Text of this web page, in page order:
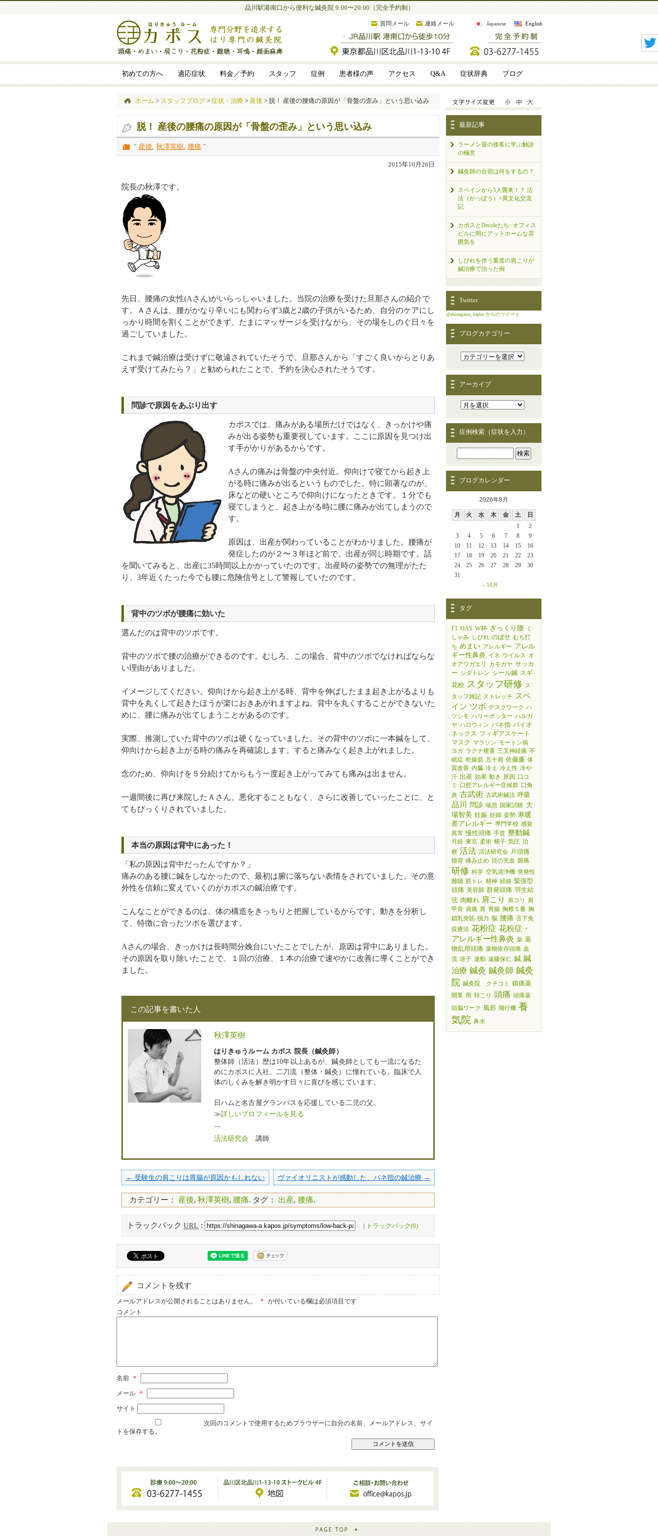
品川駅港南口から便利な鍼灸院 9:00〜20:00（完全予約制）
質問メール 連絡メール Japanese English
初めての方へ 適応症状 料金／予約 スタッフ 症例 患者様の声 アクセス Q&A 症状辞典 ブログ
ホーム > スタッフブログ > 症状・治療 > 産後 > 脱！ 産後の腰痛の原因が「骨盤の歪み」という思い込み
脱！ 産後の腰痛の原因が「骨盤の歪み」という思い込み
" 産後 秋澤英樹 腰痛 "
2015年10月26日
院長の秋澤です。
先日、腰痛の女性(Aさん)がいらっしゃいました。当院の治療を受けた旦那さんの紹介で
す。Ａさんは、腰がかなり辛いにも関わらず3歳と2歳の子供がいるため、自分のケアにし
っかり時間を割くことができず、たまにマッサージを受けながら、その場をしのぐ日々を
過ごしていました。
これまで鍼治療は受けずに敬遠されていたそうで、旦那さんから「すごく良いからとりあ
えず受けてみたら？」と勧められたことで、予約を決心されたそうです。
問診で原因をあぶり出す
カポスでは、痛みがある場所だけではなく、きっかけや痛
みが出る姿勢も重要視しています。ここに原因を見つけ出
す手がかりがあるからです。
Aさんの痛みは骨盤の中央付近。仰向けで寝てから起き上
がる時に痛みが出るというものでした。特に顕著なのが、
床などの硬いところで仰向けになったときです。１分でも
寝てしまうと、起き上がる時に腰に痛みが出てしまうので
す。
原因は、出産が関わっていることがわかりました。腰痛が
発症したのが２〜３年ほど前で、出産が同じ時期です。話
を聞いてみると、出産に35時間以上かかっていたのです。出産時の姿勢での無理がたた
り、3年近くたった今でも腰に危険信号として警報していたのです。
背中のツボが腰痛に効いた
選んだのは背中のツボです。
背中のツボで腰の治療ができるのです。むしろ、この場合、背中のツボでなければならな
い理由がありました。
イメージしてください。仰向けから起き上がる時、背中を伸ばしたまま起き上がるよりも
背中を丸くして起きたほうが楽におきあがれますよね。背中を丸くすることができないた
めに、腰に痛みが出てしまうことがあるのです。
実際、推測していた背中のツボは硬くなっていました。その背中のツボに一本鍼をして、
仰向けから起き上がる時の痛みを再確認します。すると痛みなく起き上がれました。
念のため、仰向けを５分続けてからもう一度起き上がってみても痛みは出ません。
一週間後に再び来院したＡさん。悪化することもなく、さらに改善していったことに、と
てもびっくりされていました。
本当の原因は背中にあった！
「私の原因は背中だったんですか？」
痛みのある腰に鍼をしなかったので、最初は腑に落ちない表情をされていました。その意
外性を信頼に変えていくのがカポスの鍼治療です。
こんなことができるのは、体の構造をきっちりと把握しているからです。動きを分析し
て、特徴に合ったツボを選びます。
Aさんの場合、きっかけは長時間分娩台にいたことでしたが、原因は背中にありました。
その原因を取り除いたことで、１回の治療、１本の治療で速やかに改善に導くことができ
ました。
この記事を書いた人
秋澤英樹
はりきゅうルーム カポス 院長（鍼灸師）
整体師（活法）歴は10年以上あるが、鍼灸師としても一流になるた
めにカポスに入社。二刀流（整体・鍼灸）に憧れている。臨床で人
体のしくみを解き明かす日々に喜びを感じています。
日ハムと名古屋グランパスを応援している二児の父。
≫詳しいプロフィールを見る
—
活法研究会 講師
← 受験生の肩こりは胃腸が原因かもしれない ヴァイオリニストが感動した、バネ指の鍼治療 →
カテゴリー： 産後, 秋澤英樹, 腰痛. タグ： 出産, 腰痛.
トラックバック URL : トラックバック(0)
コメントを残す
メールアドレスが公開されることはありません。 *
が付いている欄は必須項目です
コメント
名前 *
メール *
サイト
次回のコメントで使用するためブラウザーに自分の名前、メールアドレス、サイ
トを保存する。
最新記事
ラーメン屋の接客に学ぶ触診
の極意
鍼灸師の合宿は何をするの？
スペインから5人襲来！？ 活
法（かっぽう）×異文化交流
記
カポスとDecoleたち−オフィス
ビルに間にアットホームな雰
囲気を
しびれを伴う重度の肩こりが
鍼治療で治った例
Twitter
@shinagawa_kapos からのツイート
ブログカテゴリー
アーカイブ
症例検索（症状を入力）
ブログカレンダー
2026年8月
月 火 水 木 金 土
日
1
2
3
4 5 6 7 8
9
10
11 12 13 14 15
16
17
18 19 20 21 22
23
24
25 26 27 28 29
30
31
« 10月
タグ
F1 OAS W杯 ぎっくり腰 く
しゃみ しびれ のぼせ むち打
ち めまい アレルギー アレル
ギー性鼻炎 イネ ウイルス オ
オアワガエリ
カモガヤ サッカ
ー シダトレン シール鍼 スギ
花粉 スタッフ研修 ス
タッフ雑記 ストレッチ スペ
イン ツボ デスクワーク ハ
ツシモ ハリーポッター ハルガ
ヤ ハロウィン バネ指 パイオ
ネックス フィギアスケート
マスク マラソン モートン病
ヨガ ラクナ梗塞 三叉神経痛 不
眠症 乾燥肌 五十肩 佐藤廉 体
質改善 内臓 冷え 冷え性 冷や
汗 出産 効果 動き 原因 口コ
ミ
口腔アレルギー症候群 口角
炎 古武術 古武術鍼法 呼吸
品川 問診 喘息 国家試験 大
場智美 妊娠 妊婦 姿勢 寒暖
差アレルギー 専門学校 感覚
異常 慢性頭痛 手首 整動鍼
月経 東京 柔術 横子 気圧 治
療 活法 活法研究会 片頭痛
猫背 痛み止め 目の充血 眼痛
研修 科学 空気清浄機 突発性
難聴 筋トレ 精神 経絡 緊張型
頭痛 美容師 群発頭痛 羽生結
弦 肉離れ 肩こり 肩コリ
肩
甲骨 肩痛 胃 胃腸 胸椎５番 胸
鎖乳突筋 脱力 脳 腰痛 舌下免
疫療法 花粉症 花粉症・
アレルギー性鼻炎 薬 薬
物乱用頭痛 薬物依存頭痛 血
流 逆子 連動 遠藤保仁 鍼 鍼
治療 鍼灸 鍼灸師 鍼灸
院 鍼灸院 クチコミ 鎮痛薬
開業 雨 頚こり 頭痛 頭痛薬
頭脳ワーク 風邪 飛行機 養
気院 鼻水